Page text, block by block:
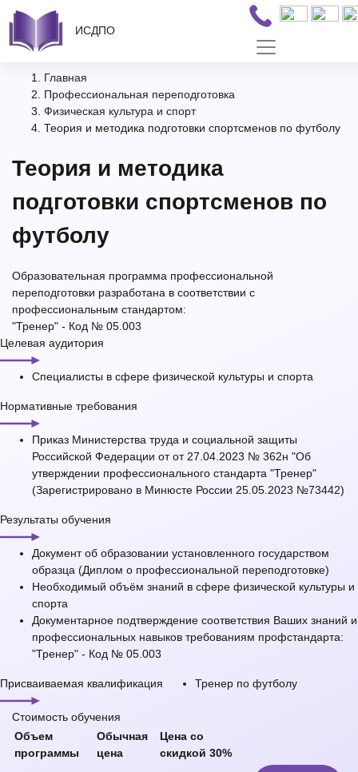
ИСДПО
Главная
Профессиональная переподготовка
Физическая культура и спорт
Теория и методика подготовки спортсменов по футболу
Теория и методика
подготовки спортсменов по
футболу
Образовательная программа профессиональной
переподготовки разработана в соответствии с
профессиональным стандартом:
"Тренер" - Код № 05.003
Целевая аудитория
Специалисты в сфере физической культуры и спорта
Нормативные требования
Приказ Министерства труда и социальной защиты
Российской Федерации от от 27.04.2023 № 362н "Об
утверждении профессионального стандарта "Тренер"
(Зарегистрировано в Минюсте России 25.05.2023 №73442)
Результаты обучения
Документ об образовании установленного государством
образца (Диплом о профессиональной переподготовке)
Необходимый объём знаний в сфере физической культуры и
спорта
Документарное подтверждение соответствия Ваших знаний и
профессиональных навыков требованиям профстандарта:
"Тренер" - Код № 05.003
Присваиваемая квалификация Тренер по футболу
Стоимость обучения
Объем
программы
Обычная
цена
Цена со
скидкой 30%